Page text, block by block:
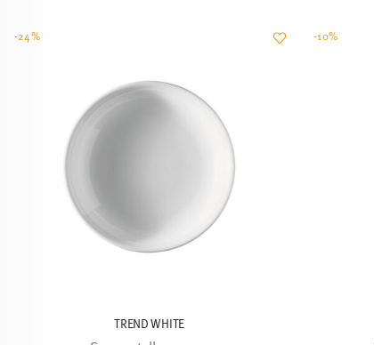
TREND WHITE
-24% -10%